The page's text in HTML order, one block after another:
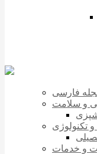
فارسی
و سلامت
تکنولوژی
و خدمات